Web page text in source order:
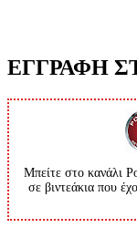
ΕΓΓΡΑΦΗ
Μπείτε στο κανάλι
σε βιντεάκια που